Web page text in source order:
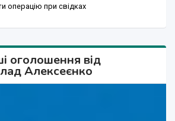
операцію при свідках
оголошення від
Алексеєнко